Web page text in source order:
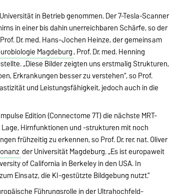
in Betrieb genommen. Der 7-Tesla-Scanner
in einer bis dahin unerreichbaren Schärfe, so der
Dr. med. Hans-Jochen Heinze, der gemeinsam
Magdeburg, Prof. Dr. med. Henning
„Diese Bilder zeigten uns erstmalig Strukturen,
Erkrankungen besser zu verstehen“, so Prof.
und Leistungsfähigkeit, jedoch auch in die
Edition (Connectome 7T) die nächste MRT-
Hirnfunktionen und -strukturen mit noch
frühzeitig zu erkennen, so Prof. Dr. rer. nat. Oliver
der Universität Magdeburg. „Es ist europaweit
of California in Berkeley in den USA. In
Einsatz, die KI-gestützte Bildgebung nutzt.“
Führungsrolle in der Ultrahochfeld-